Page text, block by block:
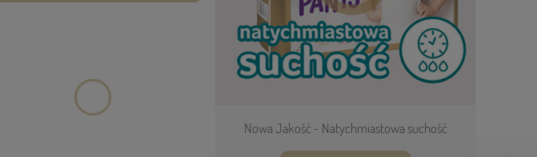
Nowa Jakość - Natychmiastowa suchość